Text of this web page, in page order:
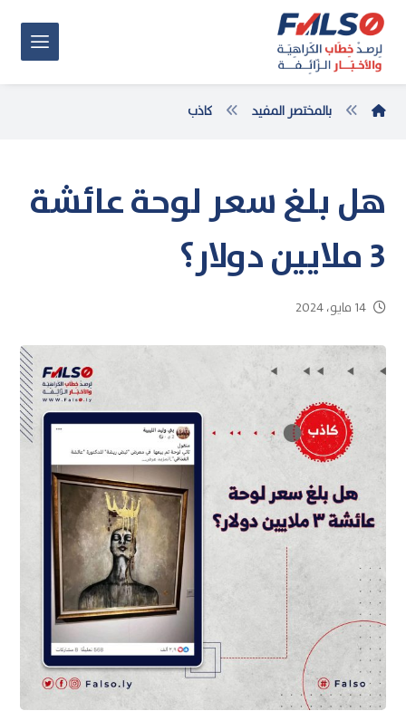
بالمختصر المفيد كاذب
هل بلغ سعر لوحة عائشة
3 ملايين دولار؟
14 مايو، 2024